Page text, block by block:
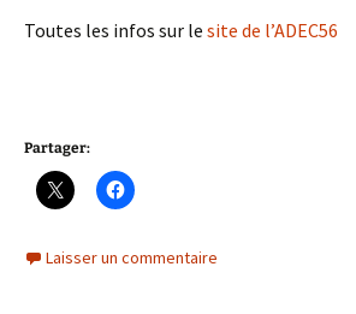
Toutes les infos sur le site de l’ADEC56
Partager:
Laisser un commentaire